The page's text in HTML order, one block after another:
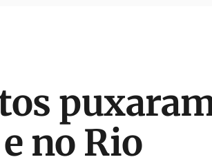
no Rio